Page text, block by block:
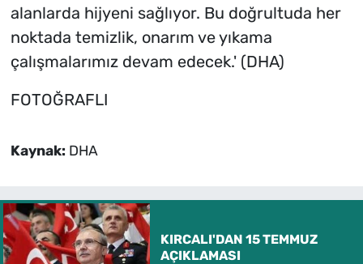
alanlarda hijyeni sağlıyor. Bu doğrultuda her
noktada temizlik, onarım ve yıkama
çalışmalarımız devam edecek.' (DHA)
FOTOĞRAFLI
Kaynak: DHA
KIRCALI'DAN 15 TEMMUZ
AÇIKLAMASI